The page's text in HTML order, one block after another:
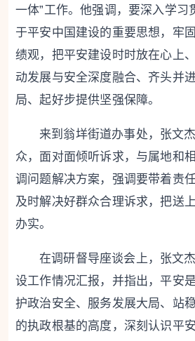
一体”工作。他强调，要深入学习
于平安中国建设的重要思想，牢
绩观，把平安建设时时放在心上
动发展与安全深度融合、齐头并
局、起好步提供坚强保障。
来到翁垟街道办事处，张文
众，面对面倾听诉求，与属地和
调问题解决方案，强调要带着责
及时解决好群众合理诉求，把送
办实。
在调研督导座谈会上，张文
设工作情况汇报，并指出，平安
护政治安全、服务发展大局、站
的执政根基的高度，深刻认识平